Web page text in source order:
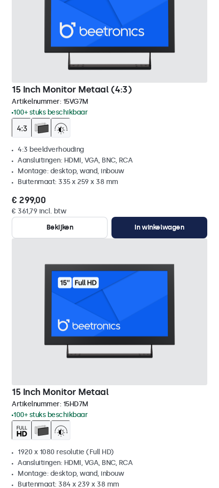
15 Inch Monitor Metaal (4:3)
Artikelnummer: 15VG7M
100+ stuks beschikbaar
4:3 beeldverhouding
Aansluitingen: HDMI, VGA, BNC, RCA
Montage: desktop, wand, inbouw
Buitenmaat: 335 x 259 x 38 mm
€ 299,00
€ 361,79 incl. btw
Bekijken
In winkelwagen
15 Inch Monitor Metaal
Artikelnummer: 15HD7M
100+ stuks beschikbaar
1920 x 1080 resolutie (Full HD)
Aansluitingen: HDMI, VGA, BNC, RCA
Montage: desktop, wand, inbouw
Buitenmaat: 384 x 239 x 38 mm